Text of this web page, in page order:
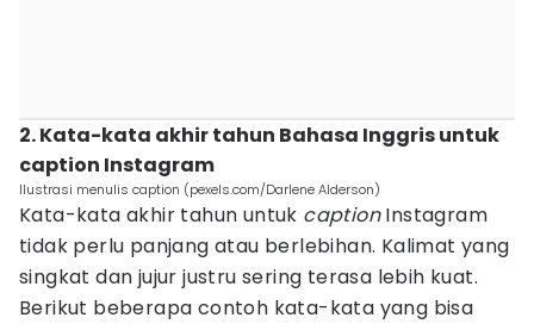
2. Kata-kata akhir tahun Bahasa Inggris untuk
caption Instagram
Ilustrasi menulis caption (pexels.com/Darlene Alderson)
Kata-kata akhir tahun untuk captionInstagram
tidak perlu panjang atau berlebihan. Kalimat yang
singkat dan jujur justru sering terasa lebih kuat.
Berikut beberapa contoh kata-kata yang bisa